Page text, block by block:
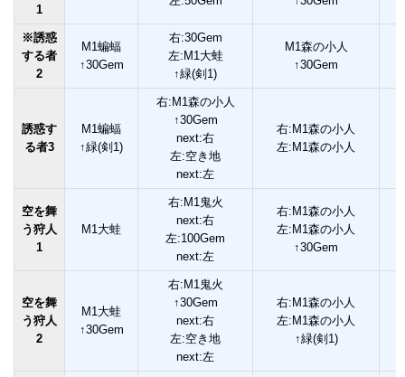
1
※誘惑
する者
2
M1蝙蝠
↑30Gem
右:30Gem
左:M1大蛙
↑緑(剣1)
M1森の小人
↑30Gem
誘惑す
る者3
M1蝙蝠
↑緑(剣1)
右:M1森の小人
↑30Gem
next:右
左:空き地
next:左
右:M1森の小人
左:M1森の小人
空を舞
う狩人
1
M1大蛙
右:M1鬼火
next:右
左:100Gem
next:左
右:M1森の小人
左:M1森の小人
↑30Gem
空を舞
う狩人
2
M1大蛙
↑30Gem
右:M1鬼火
↑30Gem
next:右
左:空き地
next:左
右:M1森の小人
左:M1森の小人
↑緑(剣1)